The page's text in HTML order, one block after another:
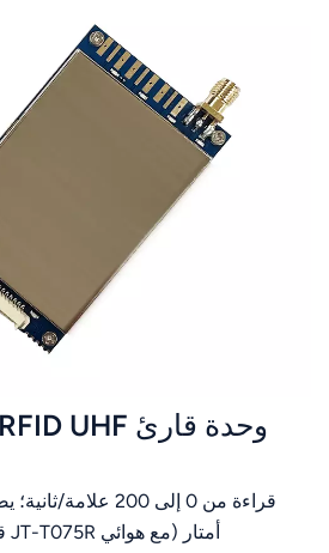
أمتار (مع هوائي JT-T075R قارئ مدمج محمول باليد)